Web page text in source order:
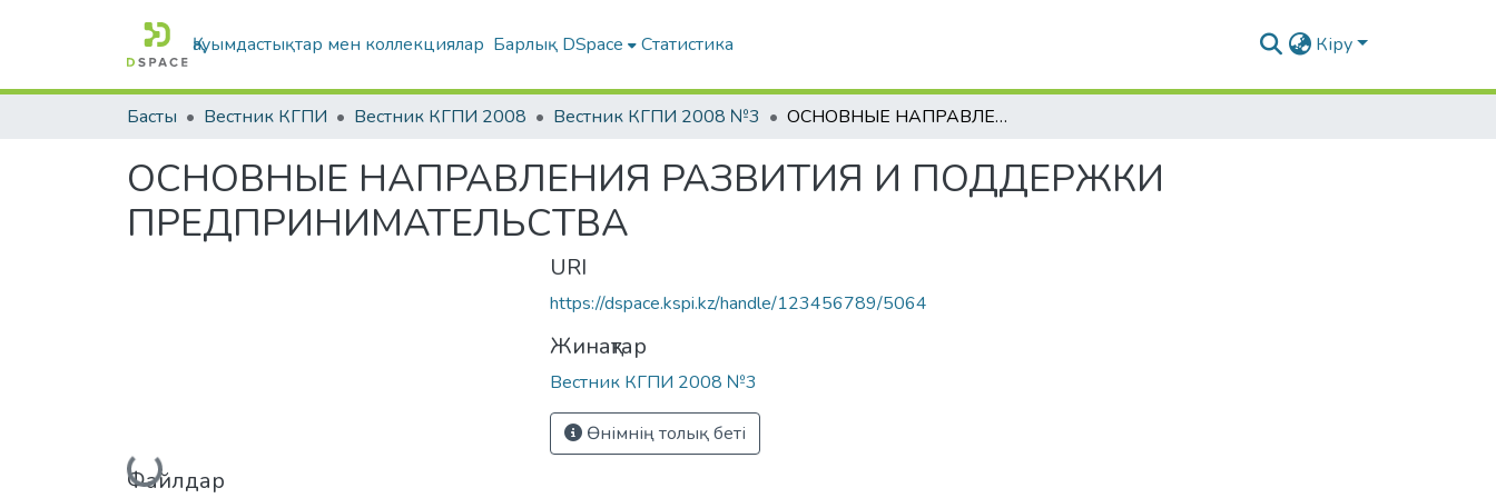
Қауымдастықтар мен коллекциялар Барлық DSpace Статистика Кіру
Басты Вестник КГПИ Вестник КГПИ 2008 Вестник КГПИ 2008 №3 ОСНОВНЫЕ НАПРАВЛЕНИЯ РАЗВИТИЯ И ПОДДЕРЖКИ ПРЕДПРИНИМАТЕЛЬСТВА
ОСНОВНЫЕ НАПРАВЛЕНИЯ РАЗВИТИЯ И ПОДДЕРЖКИ
ПРЕДПРИНИМАТЕЛЬСТВА
Жүктеу...
Файлдар
URI
https://dspace.kspi.kz/handle/123456789/5064
Жинақтар
Вестник КГПИ 2008 №3
Өнімнің толық беті